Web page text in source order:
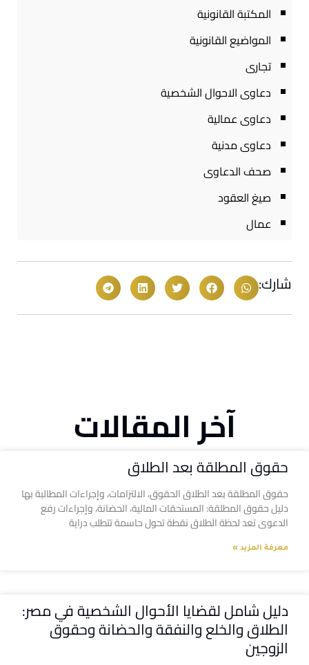
المكتبة القانونية
المواضيع القانونية
تجارى
دعاوى الاحوال الشخصية
دعاوى عمالية
دعاوى مدنية
صحف الدعاوى
صيغ العقود
عمال
شارك:
آخر المقالات
حقوق المطلقة بعد الطلاق
حقوق المطلقة بعد الطلاق الحقوق، الالتزامات، وإجراءات المطالبة بها
دليل حقوق المطلقة: المستحقات المالية، الحضانة، وإجراءات رفع
الدعوى تعد لحظة الطلاق نقطة تحول حاسمة تتطلب دراية
معرفة المزيد »
دليل شامل لقضايا الأحوال الشخصية في مصر:
الطلاق والخلع والنفقة والحضانة وحقوق
الزوجين